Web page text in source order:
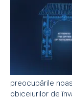
preocupările
obiceiurilor de